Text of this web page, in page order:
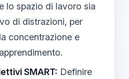
lo spazio di lavoro sia
di distrazioni, per
concentrazione e
SMART: Definire